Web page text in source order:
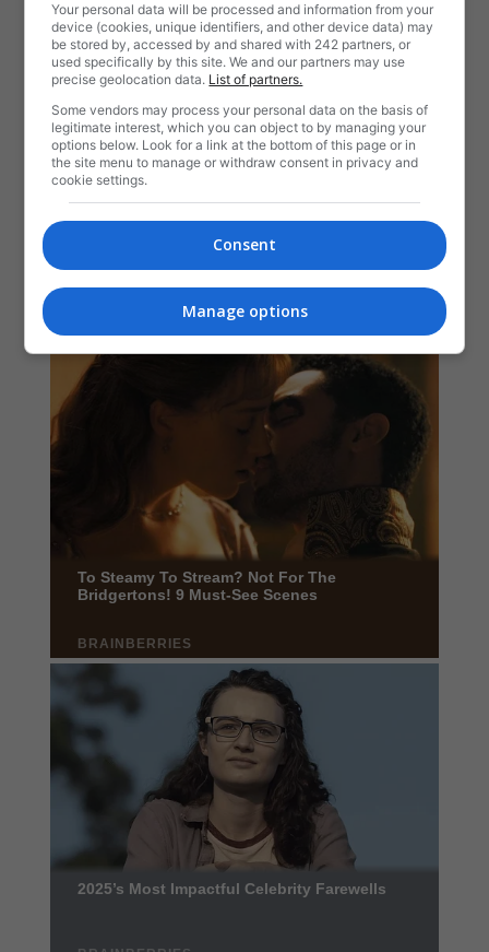
Your personal data will be processed and information from your
device (cookies, unique identifiers, and other device data) may
be stored by, accessed by and shared with 242 partners, or
used specifically by this site. We and our partners may use
precise geolocation data. List of partners.
Some vendors may process your personal data on the basis of
legitimate interest, which you can object to by managing your
options below. Look for a link at the bottom of this page or in
the site menu to manage or withdraw consent in privacy and
cookie settings.
Consent
Manage options